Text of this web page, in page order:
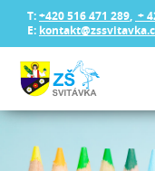
T:+420 516 471 289, +
E: